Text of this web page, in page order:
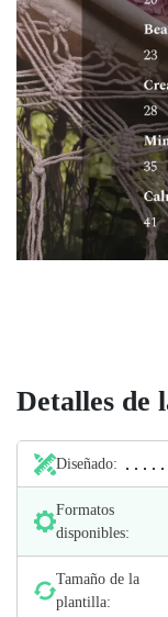
Detalles de
Diseñado:
Formatos
disponibles:
Tamaño de la
plantilla: